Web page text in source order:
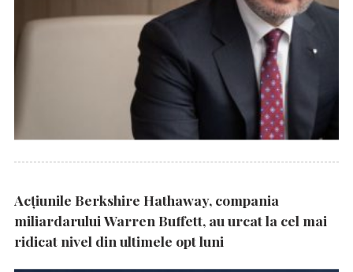
Acțiunile Berkshire Hathaway, compania
miliardarului Warren Buffett, au urcat la cel mai
ridicat nivel din ultimele opt luni